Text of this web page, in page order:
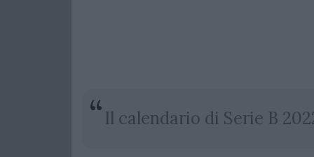
Il calendario di Serie B